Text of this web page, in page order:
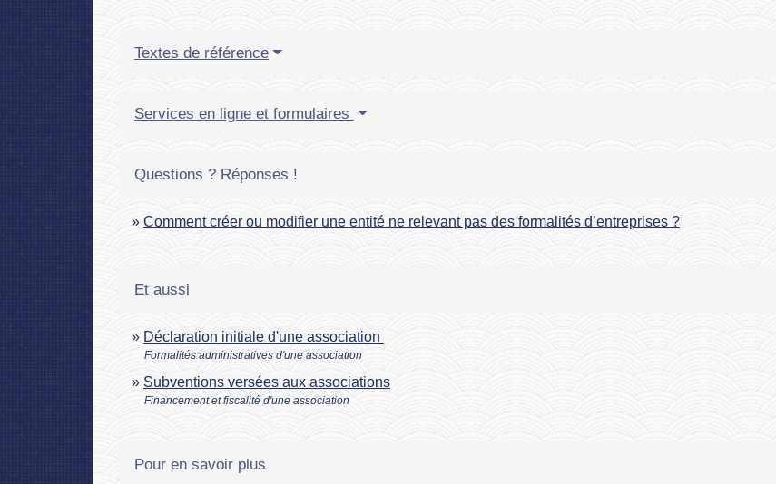
Textes de référence
Services en ligne et formulaires
Questions ? Réponses !
Comment créer ou modifier une entité ne relevant pas des formalités d’entreprises ?
Et aussi
Déclaration initiale d'une association
Formalités administratives d'une association
Subventions versées aux associations
Financement et fiscalité d'une association
Pour en savoir plus